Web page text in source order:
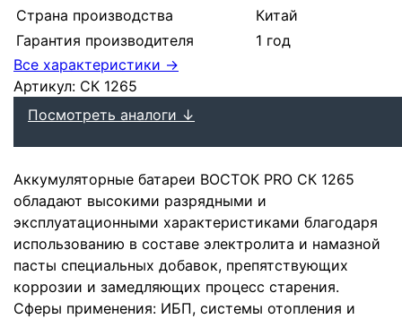
Страна производства
Китай
Гарантия производителя
1 год
Все характеристики →
Артикул: СК 1265
Посмотреть аналоги ↓
Аккумуляторные батареи ВОСТОК PRO СК 1265
обладают высокими разрядными и
эксплуатационными характеристиками благодаря
использованию в составе электролита и намазной
пасты специальных добавок, препятствующих
коррозии и замедляющих процесс старения.
Cферы применения: ИБП, системы отопления и